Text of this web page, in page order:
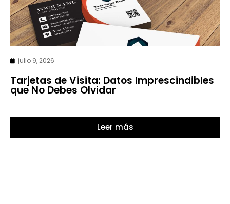
julio 9, 2026
Tarjetas de Visita: Datos Imprescindibles
que No Debes Olvidar
Leer más